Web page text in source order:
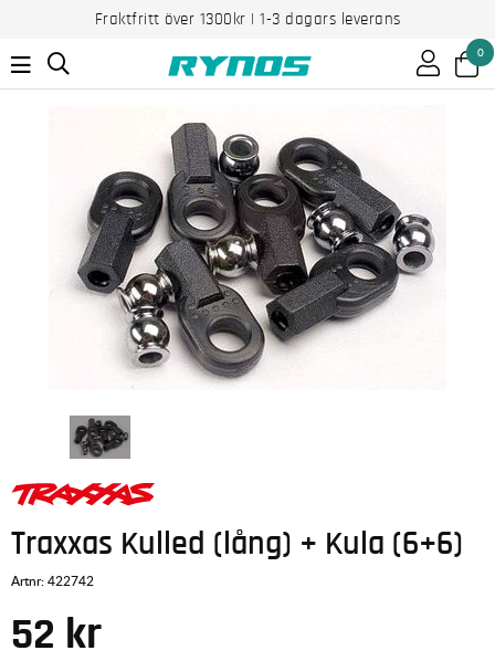
Fraktfritt över 1300kr | 1-3 dagars leverans
0
Traxxas Kulled (lång) + Kula (6+6)
Artnr:422742
52 kr